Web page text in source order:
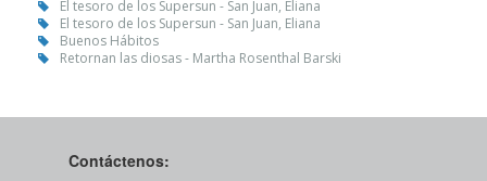
El tesoro de los Supersun - San Juan, Eliana
El tesoro de los Supersun - San Juan, Eliana
Buenos Hábitos
Retornan las diosas - Martha Rosenthal Barski
Contáctenos: